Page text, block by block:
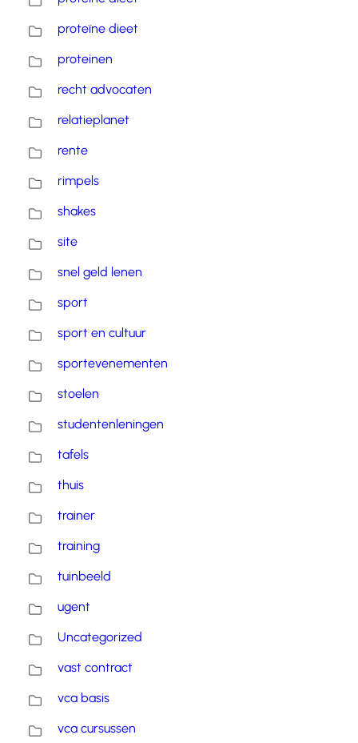
proteïne dieet
proteinen
recht advocaten
relatieplanet
rente
rimpels
shakes
site
snel geld lenen
sport
sport en cultuur
sportevenementen
stoelen
studentenleningen
tafels
thuis
trainer
training
tuinbeeld
ugent
Uncategorized
vast contract
vca basis
vca cursussen